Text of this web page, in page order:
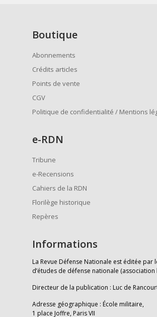
Boutique
Abonnements
Crédits articles
Points de vente
CGV
Politique de confidentialité / Mentions
e-RDN
Tribune
e-Recensions
Cahiers de la RDN
Florilège historique
Repères
Informations
La Revue Défense Nationale est éditée par
d’études de défense nationale (association
Directeur de la publication : Luc de
Adresse géographique : École militaire,
1 place Joffre, Paris VII